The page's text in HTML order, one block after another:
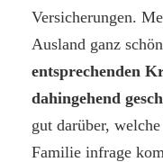
Versicherungen.
Ausland ganz
entsprechenden
dahingehend
gut darüber,
Familie infrage